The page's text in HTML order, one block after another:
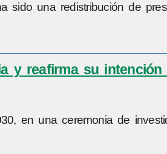
sido una redistribución de
y reafirma su
en una ceremonia de